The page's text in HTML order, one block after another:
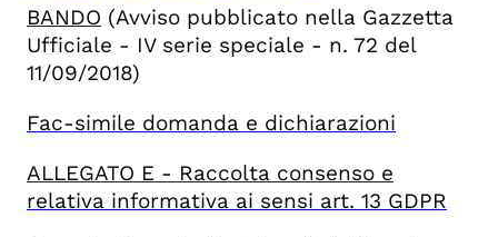
BANDO (Avviso pubblicato nella Gazzetta
Ufficiale - IV serie speciale - n. 72 del
11/09/2018)
Fac-simile domanda e dichiarazioni
ALLEGATO E - Raccolta consenso e
relativa informativa ai sensi art. 13 GDPR